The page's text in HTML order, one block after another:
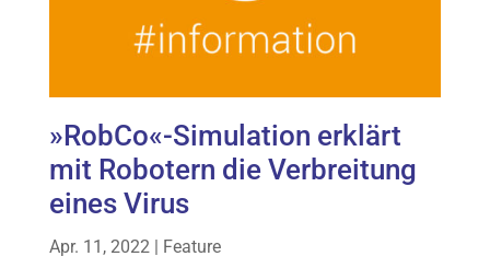
»RobCo«-Simulation erklärt
mit Robotern die Verbreitung
eines Virus
Apr. 11, 2022 | Feature